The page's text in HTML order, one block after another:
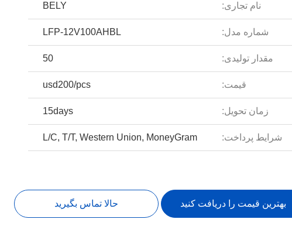
نام تجاری: BELY
شماره مدل: LFP-12V100AHBL
مقدار تولیدی: 50
قیمت: usd200/pcs
زمان تحویل: 15days
شرایط پرداخت: L/C, T/T, Western Union, MoneyGram
بهترین قیمت را دریافت کنید حالا تماس بگیرید